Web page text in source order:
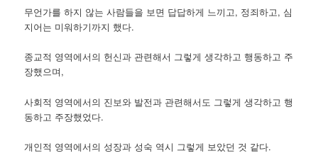
무언가를 하지 않는 사람들을 보면 답답하게 느끼고, 정죄하고, 심
지어는 미워하기까지 했다.
종교적 영역에서의 헌신과 관련해서 그렇게 생각하고 행동하고 주
장했으며,
사회적 영역에서의 진보와 발전과 관련해서도 그렇게 생각하고 행
동하고 주장했었다.
개인적 영역에서의 성장과 성숙 역시 그렇게 보았던 것 같다.